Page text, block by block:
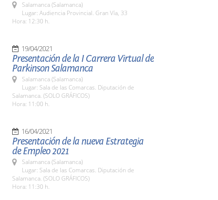
Salamanca (Salamanca)
Lugar: Audiencia Provincial. Gran Vía, 33
Hora: 12:30 h.
19/04/2021
Presentación de la I Carrera Virtual de
Parkinson Salamanca
Salamanca (Salamanca)
Lugar: Sala de las Comarcas. Diputación de
Salamanca. (SOLO GRÁFICOS)
Hora: 11:00 h.
16/04/2021
Presentación de la nueva Estrategia
de Empleo 2021
Salamanca (Salamanca)
Lugar: Sala de las Comarcas. Diputación de
Salamanca. (SOLO GRÁFICOS)
Hora: 11:30 h.